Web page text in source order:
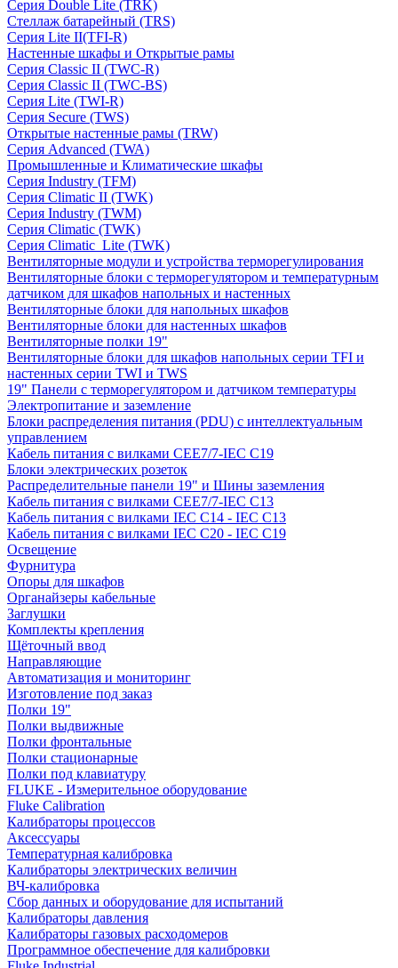
Серия Double Lite (TRK)
Стеллаж батарейный (TRS)
Серия Lite II(TFI-R)
Настенные шкафы и Открытые рамы
Серия Classic II (TWC-R)
Серия Classic II (TWC-BS)
Серия Lite (TWI-R)
Серия Secure (TWS)
Открытые настенные рамы (TRW)
Серия Advanced (TWA)
Промышленные и Климатические шкафы
Серия Industry (TFM)
Серия Climatic II (TWK)
Серия Industry (TWM)
Серия Climatic (TWK)
Серия Climatic_Lite (TWK)
Вентиляторные модули и устройства терморегулирования
Вентиляторные блоки с терморегулятором и температурным
датчиком для шкафов напольных и настенных
Вентиляторные блоки для напольных шкафов
Вентиляторные блоки для настенных шкафов
Вентиляторные полки 19"
Вентиляторные блоки для шкафов напольных серии TFI и
настенных серии TWI и TWS
19" Панели с терморегулятором и датчиком температуры
Электропитание и заземление
Блоки распределения питания (PDU) с интеллектуальным
управлением
Кабель питания с вилками CEE7/7-IEC C19
Блоки электрических розеток
Распределительные панели 19" и Шины заземления
Кабель питания с вилками CEE7/7-IEC C13
Кабель питания с вилками IEC C14 - IEC C13
Кабель питания с вилками IEC C20 - IEC C19
Освещение
Фурнитура
Опоры для шкафов
Органайзеры кабельные
Заглушки
Комплекты крепления
Щёточный ввод
Направляющие
Автоматизация и мониторинг
Изготовление под заказ
Полки 19"
Полки выдвижные
Полки фронтальные
Полки стационарные
Полки под клавиатуру
FLUKE - Измерительное оборудование
Fluke Calibration
Калибраторы процессов
Аксессуары
Температурная калибровка
Калибраторы электрических величин
ВЧ-калибровка
Сбор данных и оборудование для испытаний
Калибраторы давления
Калибраторы газовых расходомеров
Программное обеспечение для калибровки